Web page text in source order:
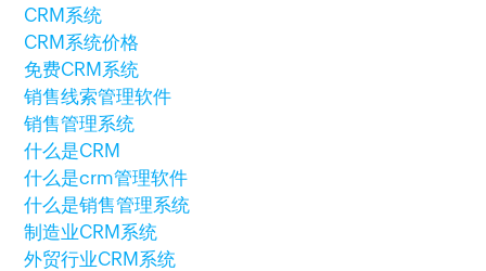
CRM系统
CRM系统价格
免费CRM系统
销售线索管理软件
销售管理系统
什么是CRM
什么是crm管理软件
什么是销售管理系统
制造业CRM系统
外贸行业CRM系统